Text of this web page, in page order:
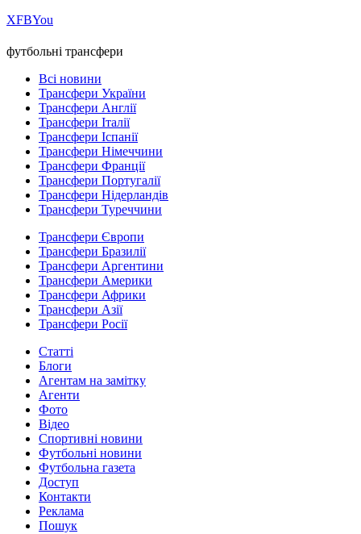
ХFBYou
футбольні трансфери
Всі новини
Трансфери України
Трансфери Англії
Трансфери Італії
Трансфери Іспанії
Трансфери Німеччини
Трансфери Франції
Трансфери Португалії
Трансфери Нідерландів
Трансфери Туреччини
Трансфери Європи
Трансфери Бразилії
Трансфери Аргентини
Трансфери Америки
Трансфери Африки
Трансфери Азії
Трансфери Росії
Статті
Блоги
Агентам на замітку
Агенти
Фото
Відео
Спортивні новини
Футбольні новини
Футбольна газета
Доступ
Контакти
Реклама
Пошук